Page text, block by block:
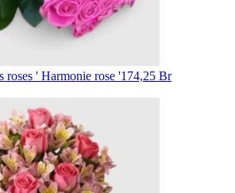
roses ' Harmonie rose '174,25 Br